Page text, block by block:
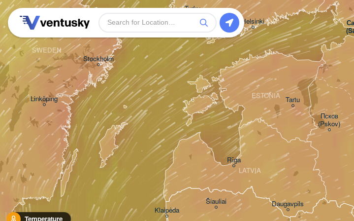
Temperature
Stockholm
Turku
Linköping
SWEDEN
Klaipėda
Helsinki
Rīga
Псков
(Pskov)
Tartu
Daugavpils
Šiauliai
LATVIA
ESTONIA